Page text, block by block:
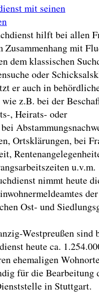
mit seinen
hilft bei allen
Zusammenhang mit
dem klassischen
oder
er auch in
z.B. bei der
, Heirats- oder
Ortsklärungen, bei
u.v.m.
nimmt heute
der
Ost- und
Westpreußen sind
heute ca.
ehemaligen
für die Bearbeitung
in Stuttgart.